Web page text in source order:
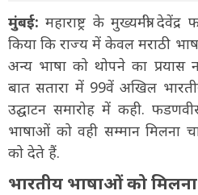
मुंबई: महाराष्ट्र के मुख्यमंत्री
किया कि राज्य में केवल मराठी
अन्य भाषा को थोपने का प्रयास
बात सतारा में 99वें अखिल
उद्घाटन समारोह में कही.
भाषाओं को वही सम्मान मिलना
को देते हैं.
भारतीय भाषाओं को